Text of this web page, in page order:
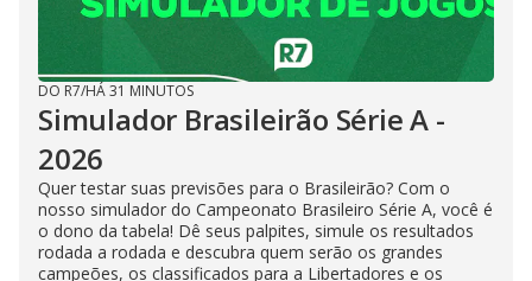
DO R7/HÁ 31 MINUTOS
Simulador Brasileirão Série A -
2026
Quer testar suas previsões para o Brasileirão? Com o
nosso simulador do Campeonato Brasileiro Série A, você é
o dono da tabela! Dê seus palpites, simule os resultados
rodada a rodada e descubra quem serão os grandes
campeões, os classificados para a Libertadores e os